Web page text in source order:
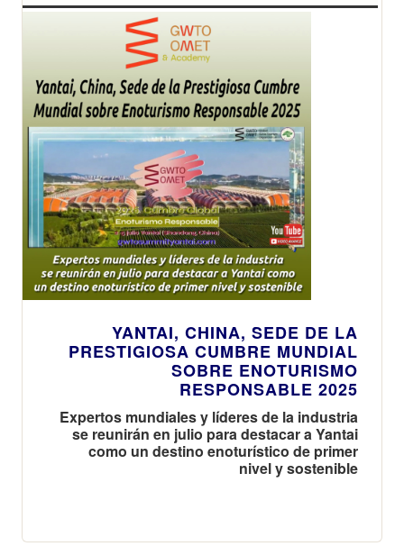
YANTAI, CHINA, SEDE DE LA
PRESTIGIOSA CUMBRE MUNDIAL
SOBRE ENOTURISMO
RESPONSABLE 2025
Expertos mundiales y líderes de la industria
se reunirán en julio para destacar a Yantai
como un destino enoturístico de primer
nivel y sostenible